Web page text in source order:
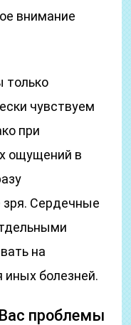
внимание
только
чувствуем
при
ощущений в
зря. Сердечные
на
болезней.
проблемы